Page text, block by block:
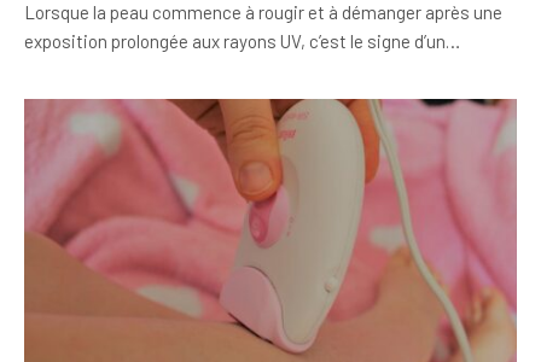
Lorsque la peau commence à rougir et à démanger après une
exposition prolongée aux rayons UV, c’est le signe d’un…